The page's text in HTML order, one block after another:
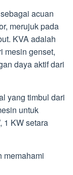
acuan
merujuk pada
KVA adalah
mesin genset,
daya aktif dari
yang timbul dari
untuk
1 KW setara
memahami